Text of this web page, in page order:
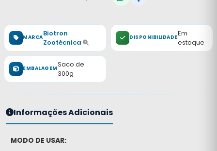
MARCABiotron
Zootécnica
DISPONIBILIDADEEm
estoque
EMBALAGEMSaco de
300g
Informações Adicionais
MODO DE USAR: